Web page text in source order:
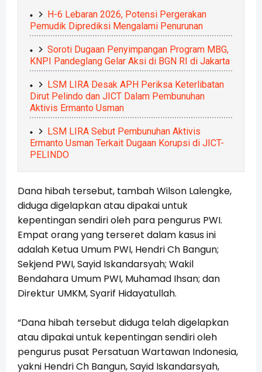
H-6 Lebaran 2026, Potensi Pergerakan
Pemudik Diprediksi Mengalami Penurunan
Soroti Dugaan Penyimpangan Program MBG,
KNPI Pandeglang Gelar Aksi di BGN RI di Jakarta
LSM LIRA Desak APH Periksa Keterlibatan
Dirut Pelindo dan JICT Dalam Pembunuhan
Aktivis Ermanto Usman
LSM LIRA Sebut Pembunuhan Aktivis
Ermanto Usman Terkait Dugaan Korupsi di JICT-
PELINDO
Dana hibah tersebut, tambah Wilson Lalengke,
diduga digelapkan atau dipakai untuk
kepentingan sendiri oleh para pengurus PWI.
Empat orang yang terseret dalam kasus ini
adalah Ketua Umum PWI, Hendri Ch Bangun;
Sekjend PWI, Sayid Iskandarsyah; Wakil
Bendahara Umum PWI, Muhamad Ihsan; dan
Direktur UMKM, Syarif Hidayatullah.
“Dana hibah tersebut diduga telah digelapkan
atau dipakai untuk kepentingan sendiri oleh
pengurus pusat Persatuan Wartawan Indonesia,
yakni Hendri Ch Bangun, Sayid Iskandarsyah,